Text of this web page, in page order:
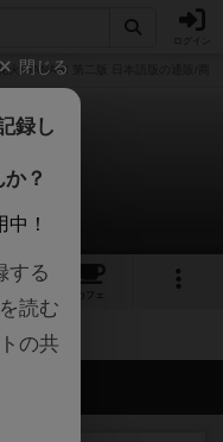
花火/HANABI 第二版 日本語版の通販/商
カフェ
投稿
閉じる
録し
？
！
する
読む
の共